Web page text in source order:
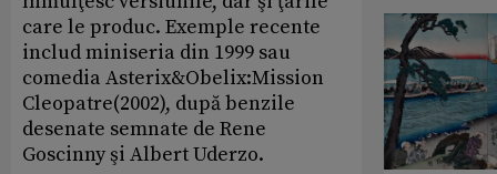
care le produc. Exemple recente
includ miniseria din 1999 sau
comedia Asterix&Obelix:Mission
Cleopatre(2002), după benzile
desenate semnate de Rene
Goscinny şi Albert Uderzo.